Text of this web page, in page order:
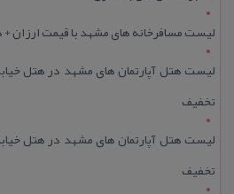
لیست مسافرخانه های مشهد با قیمت ارزان + داری
تخفیف
تخفیف